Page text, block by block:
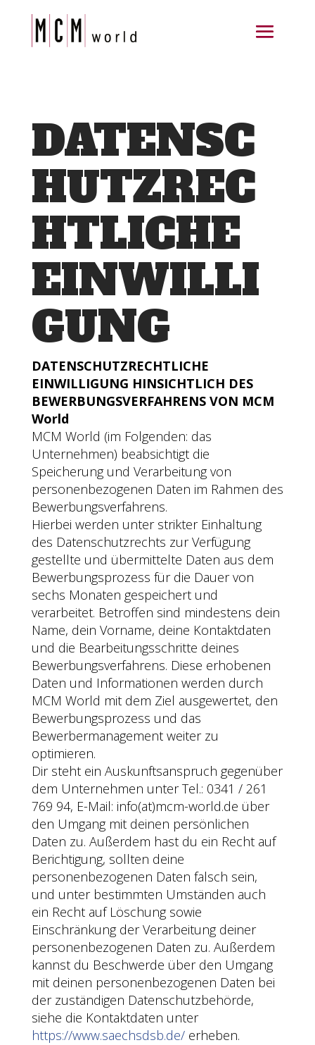
DATENSC
HUTZREC
HTLICHE
EINWILLI
GUNG
DATENSCHUTZRECHTLICHE
EINWILLIGUNG HINSICHTLICH DES
BEWERBUNGSVERFAHRENS VON MCM
World
MCM World (im Folgenden: das
Unternehmen) beabsichtigt die
Speicherung und Verarbeitung von
personenbezogenen Daten im Rahmen des
Bewerbungsverfahrens.
Hierbei werden unter strikter Einhaltung
des Datenschutzrechts zur Verfügung
gestellte und übermittelte Daten aus dem
Bewerbungsprozess für die Dauer von
sechs Monaten gespeichert und
verarbeitet. Betroffen sind mindestens dein
Name, dein Vorname, deine Kontaktdaten
und die Bearbeitungsschritte deines
Bewerbungsverfahrens. Diese erhobenen
Daten und Informationen werden durch
MCM World mit dem Ziel ausgewertet, den
Bewerbungsprozess und das
Bewerbermanagement weiter zu
optimieren.
Dir steht ein Auskunftsanspruch gegenüber
dem Unternehmen unter Tel.: 0341 / 261
769 94, E-Mail: info(at)mcm-world.de über
den Umgang mit deinen persönlichen
Daten zu. Außerdem hast du ein Recht auf
Berichtigung, sollten deine
personenbezogenen Daten falsch sein,
und unter bestimmten Umständen auch
ein Recht auf Löschung sowie
Einschränkung der Verarbeitung deiner
personenbezogenen Daten zu. Außerdem
kannst du Beschwerde über den Umgang
mit deinen personenbezogenen Daten bei
der zuständigen Datenschutzbehörde,
siehe die Kontaktdaten unter
https://www.saechsdsb.de/erheben.